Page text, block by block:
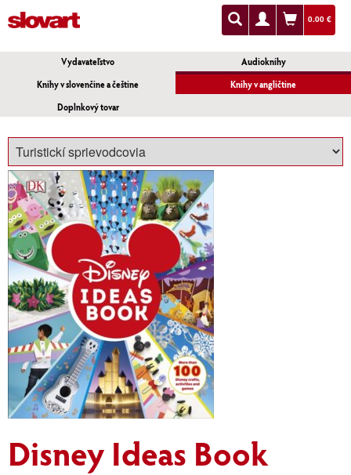
0.00 €
Vydavateľstvo
Audioknihy
Knihy v slovenčine a češtine
Knihy v angličtine
Doplnkový tovar
Disney Ideas Book